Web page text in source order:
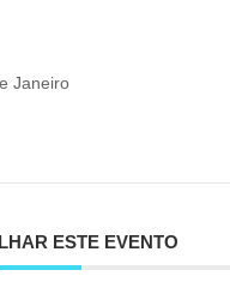
Janeiro
ESTE EVENTO